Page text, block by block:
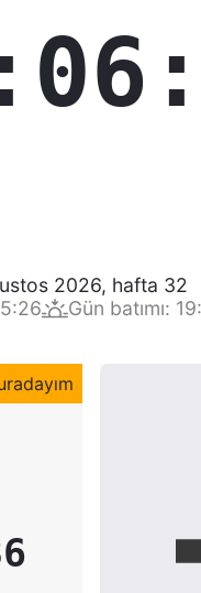
2026, hafta 32
5:26 Gün batımı: